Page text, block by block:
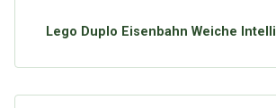
Lego Duplo Eisenbahn Weiche